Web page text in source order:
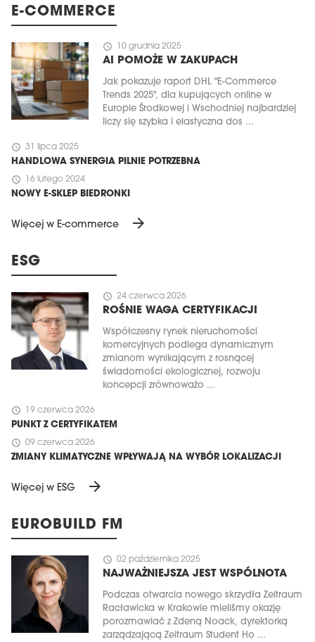
E-COMMERCE
schedule 10 grudnia 2025
AI POMOŻE W ZAKUPACH
Jak pokazuje raport DHL "E-Commerce
Trends 2025", dla kupujących online w
Europie Środkowej i Wschodniej najbardziej
liczy się szybka i elastyczna dos ...
schedule 31 lipca 2025
HANDLOWA SYNERGIA PILNIE POTRZEBNA
schedule 16 lutego 2024
NOWY E-SKLEP BIEDRONKI
Więcej w E-commerce arrow_forward
ESG
schedule 24 czerwca 2026
ROŚNIE WAGA CERTYFIKACJI
Współczesny rynek nieruchomości
komercyjnych podlega dynamicznym
zmianom wynikającym z rosnącej
świadomości ekologicznej, rozwoju
koncepcji zrównoważo ...
schedule 19 czerwca 2026
PUNKT Z CERTYFIKATEM
schedule 09 czerwca 2026
ZMIANY KLIMATYCZNE WPŁYWAJĄ NA WYBÓR LOKALIZACJI
Więcej w ESG arrow_forward
EUROBUILD FM
schedule 02 października 2025
NAJWAŻNIEJSZA JEST WSPÓLNOTA
Podczas otwarcia nowego skrzydła Zeitraum
Racławicka w Krakowie mieliśmy okazję
porozmawiać z Zdeną Noack, dyrektorką
zarządzającą Zeitraum Student Ho ...